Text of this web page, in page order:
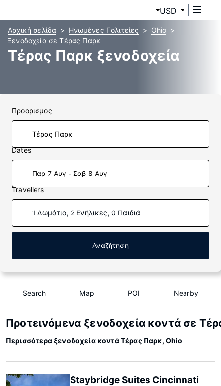
USD
Αρχική σελίδα Ηνωμένες Πολιτείες
Ohio
Ξενοδοχεία σε Τέρας Παρκ
Τέρας Παρκ ξενοδοχεία
Προορισμος
Dates
Παρ 7 Αυγ - Σαβ 8 Αυγ
Travellers
1 Δωμάτιο, 2 Ενήλικες, 0 Παιδιά
Αναζήτηση
Search Map POI Nearby
Προτεινόμενα ξενοδοχεία κοντά σε
Περισσότερα ξενοδοχεία κοντά Τέρας Παρκ, Ohio
Staybridge Suites Cincinnati